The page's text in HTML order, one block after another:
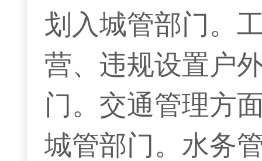
划入城管部门。
营、违规设置户
门。交通管理方
城管部门。水务